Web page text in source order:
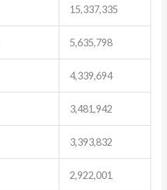
15,337,335
5,635,798
4,339,694
3,481,942
3,393,832
2,922,001